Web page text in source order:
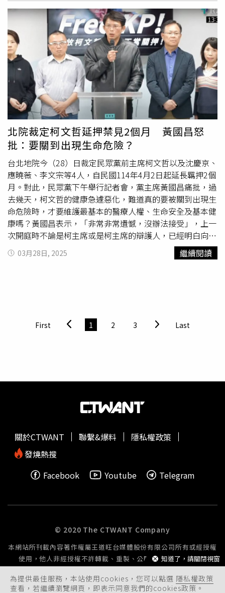
哲心律不整，不知何時會變成致命傷。陳佩琪說，心臟方面
依舊有持續找醫生替柯文哲看診治療，並對支持者們表示感
謝，「代表主席還有所有民眾黨黨公職感謝大家，希望大家
一起打贏這場戰爭。」
北院裁定柯文哲延押禁見2個月 黃國昌怒
批：要關到出現生命危險？
台北地院今（28）日裁定民眾黨前主席柯文哲以及沈慶京、
應曉薇、李文宗等4人，自民國114年4月2日起延長羈押2個
月。對此，民眾黨下午舉行記者會，黨主席黃國昌痛批，過
去幾天，柯文哲的健康急遽惡化，難道真的要被關到出現生
命危險時，才要維護最基本的醫療人權、生命安全及基本健
康嗎？黃國昌表示，「非常非常遺憾，沒辦法接受」，上一
次開庭時不論是柯主席或是柯主席的辯護人，已經明白向法
院說明，現在完全沒有任何羈押柯文哲的必要性與正當性。
姑且不論目前台北地檢署起訴柯文哲的證據薄弱到不知道怎
的身體健康急劇惡化，專業醫師給的建議已經非常清楚，只
是沒辦法想像，台北看守所竟然冷血到在沒有任何醫療專業
師團已正式提出戒護就醫的聲請，希望一天到晚把所謂人
敵殺紅了眼，連基本人性、人權都不顧，難不成對民進黨而
言，任何對民進黨會產生威脅的人，都要死在看守所才可以
押，他的身體狀況真的非常不好，
準備庭當天凌晨甚至是痛
醒的，後來先打掉腎結石，但不只血尿、還嘔吐，「絕大多
出戒護就醫同時也希望具保停押」。立委陳昭姿強調，懇請
03月28日, 2025 繼續閱讀
First 1 2 3 Last
為提供最佳服務，本站使用cookies，您可以點選 隱私權政策
查看，若繼續瀏覽網頁，即表示同意我們的cookies政策。
知道了，請關閉視窗
關於CTWANT 聯繫&爆料
隱私權政策
發燒熱搜
Facebook
Youtube Telegram
© 2020 The CTWANT Company
本網站所刊載內容著作權屬王道旺台媒體股份有限公司所有或經授權
使用，他人非經授權不許轉載、重製、公開播送或公開傳輸。